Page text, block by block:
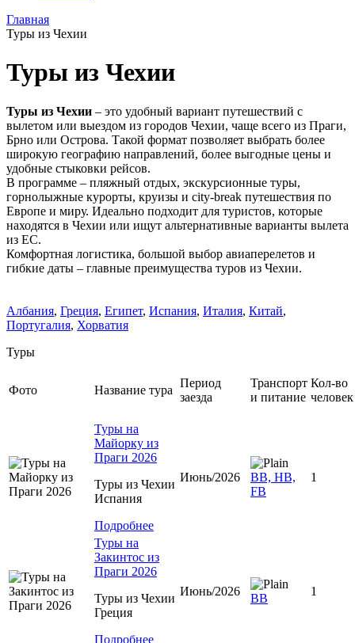
Главная
Туры из Чехии
Туры из Чехии
Туры из Чехии – это удобный вариант путешествий с
вылетом или выездом из городов Чехии, чаще всего из Праги,
Брно или Острова. Такой формат позволяет выбрать более
широкую географию направлений, более выгодные цены и
удобные стыковки рейсов.
В программе – пляжный отдых, экскурсионные туры,
горнолыжные курорты, круизы и city-break путешествия по
Европе и миру. Идеально подходит для туристов, которые
находятся в Чехии или ищут альтернативные варианты вылета
из ЕС.
Комфортная логистика, большой выбор авиаперелетов и
гибкие даты – главные преимущества туров из Чехии.
Албания, Греция, Египет, Испания, Италия, Китай,
Португалия, Хорватия
Туры
Фото Название тура
Период
заезда
Транспорт
и питание
Кол-во
человек
Туры на
Майорку из
Праги 2026
Туры из Чехии
Испания
Подробнее
Июнь/2026
ВВ, HB,
FB
1
Туры на
Закинтос из
Праги 2026
Туры из Чехии
Греция
Подробнее
Июнь/2026
BB
1